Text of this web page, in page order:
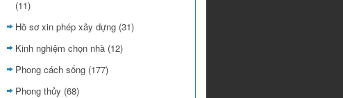
(11)
Hồ sơ xin phép xây dựng (31)
Kinh nghiệm chọn nhà (12)
Phong cách sống (177)
Phong thủy (68)